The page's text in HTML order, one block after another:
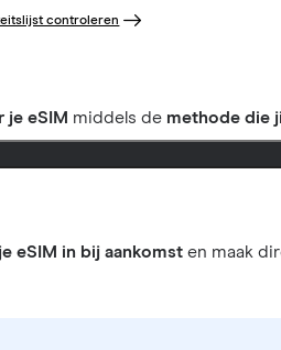
controleren
je eSIM middels de methode die
eSIM in bij aankomst en maak